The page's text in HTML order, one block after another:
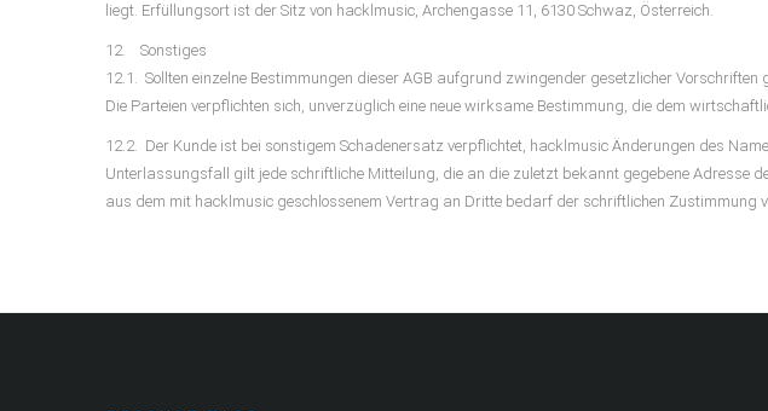
liegt. Erfüllungsort ist der Sitz von hacklmusic, Archengasse 11, 6130 Schwaz, Österreich.
12. Sonstiges
12.1. Sollten einzelne Bestimmungen dieser AGB aufgrund zwingender gesetzlicher
Die Parteien verpflichten sich, unverzüglich eine neue wirksame Bestimmung, die dem
12.2. Der Kunde ist bei sonstigem Schadenersatz verpflichtet, hacklmusic Änderungen des
Unterlassungsfall gilt jede schriftliche Mitteilung, die an die zuletzt bekannt gegebene Adresse
aus dem mit hacklmusic geschlossenem Vertrag an Dritte bedarf der schriftlichen Zustimmung